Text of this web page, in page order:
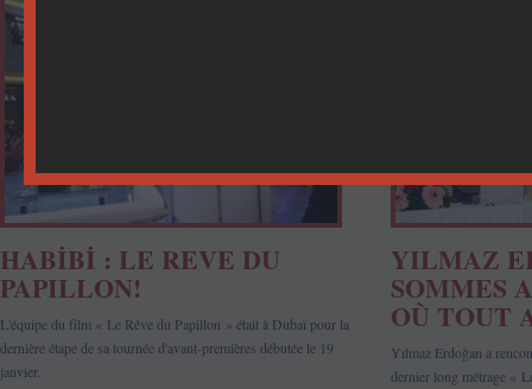
HABİBİ : LE REVE DU
PAPILLON!
L'équipe du film « Le Rêve du Papillon » était à Dubaï pour la
dernière étape de sa tournée d'avant-premières débutée le 19
janvier.
YILMAZ
SOMMES
OÙ TOUT
Yılmaz Erdoğan a
dernier long métrage «